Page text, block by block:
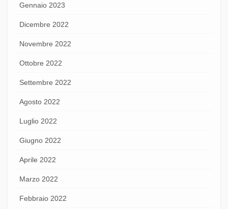
Gennaio 2023
Dicembre 2022
Novembre 2022
Ottobre 2022
Settembre 2022
Agosto 2022
Luglio 2022
Giugno 2022
Aprile 2022
Marzo 2022
Febbraio 2022